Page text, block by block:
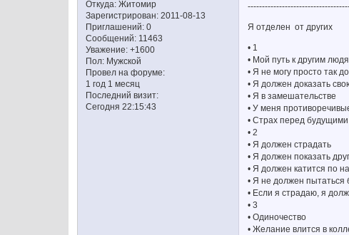
Откуда: Житомир
Зарегистрирован: 2011-08-13
Приглашений: 0
Сообщений: 11463
Уважение: +1600
Пол: Мужской
Провел на форуме:
1 год 1 месяц
Последний визит:
Сегодня 22:15:43
Я отделен от других
• 1
• Мой путь к другим
• Я не могу просто так
• Я должен доказать
• Я в замешательстве
• У меня
• Страх перед
• 2
• Я должен страдать
• Я должен показать
• Я должен катится по
• Я не должен пытаться
• Если я страдаю, я
• 3
• Одиночество
• Желание влится в